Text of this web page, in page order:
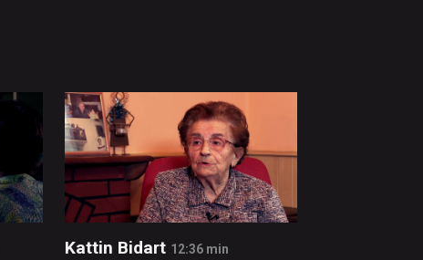
Kattin Bidart 12:36 min